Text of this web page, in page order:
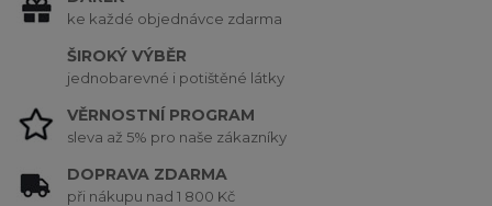
ke každé objednávce zdarma
ŠIROKÝ VÝBĚR
jednobarevné i potištěné látky
VĚRNOSTNÍ PROGRAM
sleva až 5% pro naše zákazníky
DOPRAVA ZDARMA
při nákupu nad 1 800 Kč